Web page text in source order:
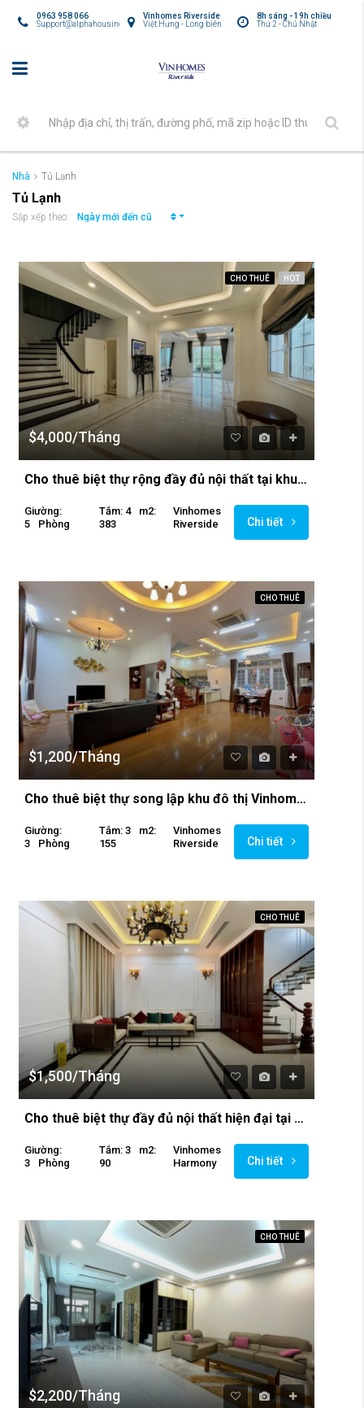
8h sáng - 19h chiều
Thứ 2 - Chủ Nhật
Vinhomes Riverside
Việt Hưng - Long biên
0963 958 066
Support@alphahousing.vn
Nhà Tủ Lạnh
Tủ Lạnh
Sắp xếp theo: Ngày mới đến cũ
CHO THUÊ HOT
$4,000/Tháng
Cho thuê biệt thự rộng đầy đủ nội thất tại khu Vinhomes Riverside
Giường:
5
Phòng
Tắm: 4
M2:
383
Vinhomes
Riverside
Chi tiết
CHO THUÊ
$1,200/Tháng
Cho thuê biệt thự song lập khu đô thị Vinhomes Riverside
Giường:
3
Phòng
Tắm: 3
M2:
155
Vinhomes
Riverside
Chi tiết
CHO THUÊ
$1,500/Tháng
Cho thuê biệt thự đầy đủ nội thất hiện đại tại Vinhomes Harmony
Giường:
3
Phòng
Tắm: 3
M2:
90
Vinhomes
Harmony
Chi tiết
CHO THUÊ
$2,200/Tháng